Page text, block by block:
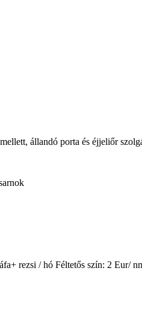
állandó porta és éjjeliőr
rezsi / hó Féltetős szín: 2 Eur/